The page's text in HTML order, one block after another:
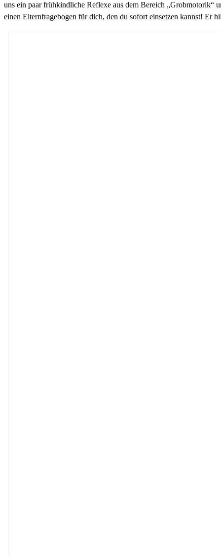
uns ein paar frühkindliche Reflexe aus dem Bereich „Grobmotorik“
einen Elternfragebogen für dich, den du sofort einsetzen kannst!